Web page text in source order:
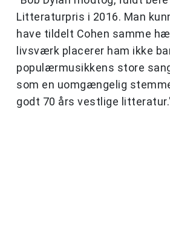
Litteraturpris i 2016. Man
have tildelt Cohen samme
livsværk placerer ham ikke
populærmusikkens store
som en uomgængelig
godt 70 års vestlige